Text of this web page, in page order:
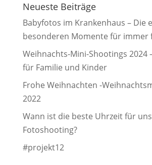
Neueste Beiträge
Babyfotos im Krankenhaus – Die
besonderen Momente für immer
Weihnachts-Mini-Shootings 2024
für Familie und Kinder
Frohe Weihnachten -
2022
Wann ist die beste Uhrzeit für
Fotoshooting?
#projekt12